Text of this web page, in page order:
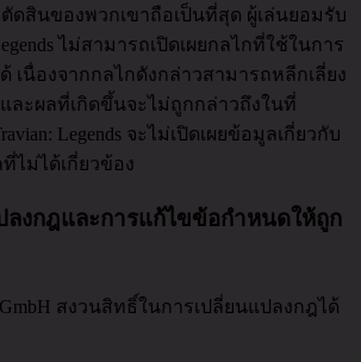
ดสินของพวกเขาถือเป็นที่สุด ผู้เล่นยอมรับ
ไม่สามารถเปิดเผยกลไกที่ใช้ในการ
เนื่องจากกลไกดังกล่าวสามารถหลีกเลี่ยง
ละผลที่เกิดขึ้นจะไม่ถูกกล่าวถึงในที่
Legends จะไม่เปิดเผยข้อมูลเกี่ยวกับ
ไม่ได้เกี่ยวข้อง
ลงกฎและการแก้ไขข้อกำหนดให้ถูก
GmbH สงวนสิทธิ์ในการเปลี่ยนแปลงกฎได้